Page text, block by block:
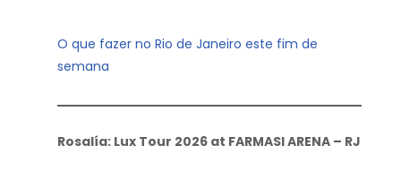
O que fazer no Rio de Janeiro este fim de
semana
Rosalía: Lux Tour 2026 at FARMASI ARENA – RJ